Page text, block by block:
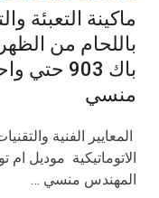
ماكينة التعبئة
باللحام من
باك 903
منسي
المعايير الفنية
المهندس منسي …